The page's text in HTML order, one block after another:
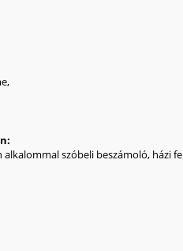
szóbeli beszámoló, házi